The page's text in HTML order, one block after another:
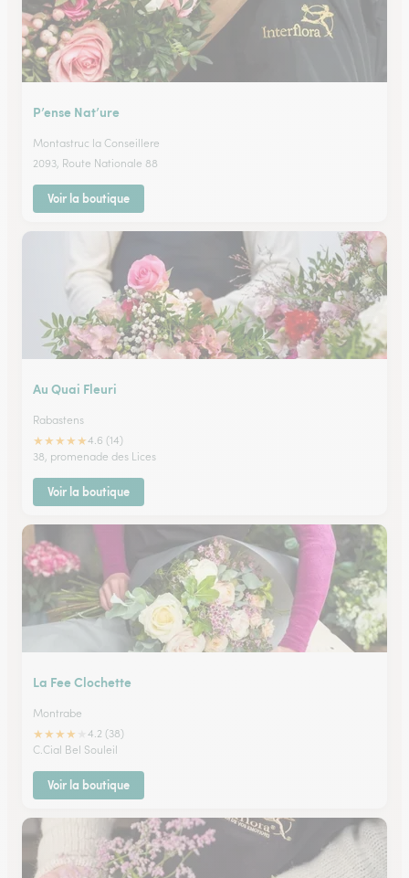
P’ense Nat’ure
Montastruc la Conseillere
2093, Route Nationale 88
Voir la boutique
Au Quai Fleuri
Rabastens
★★★★★4.6 (14)
38, promenade des Lices
Voir la boutique
La Fee Clochette
Montrabe
★★★★
4.2 (38)
C.Cial Bel Souleil
Voir la boutique